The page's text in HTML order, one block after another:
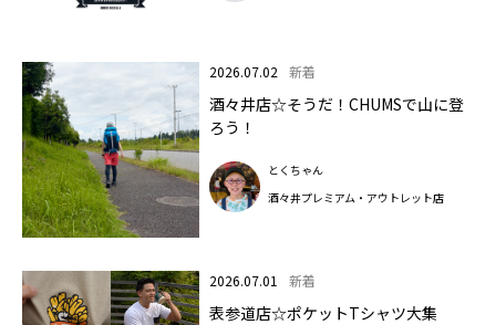
2026.07.02 新着
酒々井店☆そうだ！CHUMSで山に登
ろう！
とくちゃん
酒々井プレミアム・アウトレット店
2026.07.01 新着
表参道店☆ポケットTシャツ大集